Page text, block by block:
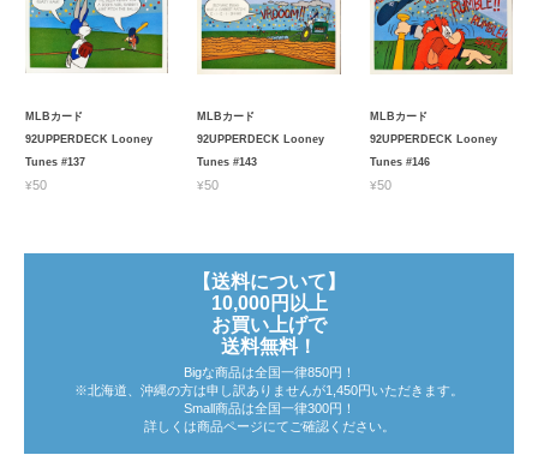
MLBカード
92UPPERDECK Looney
Tunes #137
¥50
MLBカード
92UPPERDECK Looney
Tunes #143
¥50
MLBカード
92UPPERDECK Looney
Tunes #146
¥50
【送料について】
10,000円以上
お買い上げで
送料無料！
Bigな商品は全国一律850円！
※北海道、沖縄の方は申し訳ありませんが1,450円いただきます。
Small商品は全国一律300円！
詳しくは商品ページにてご確認ください。